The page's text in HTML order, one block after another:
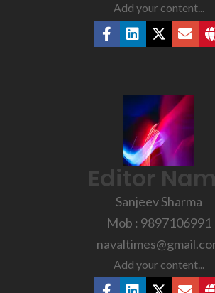
Add your content...
Editor
Sanjeev Sharma
Mob : 9897106991
Add your content...